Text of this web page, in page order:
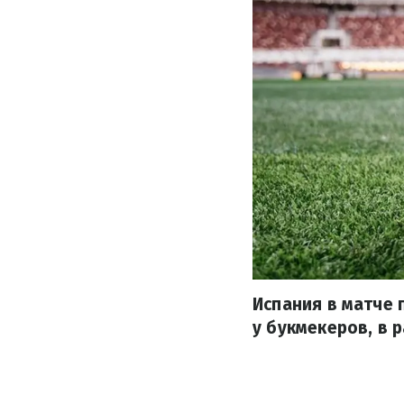
Испания в матче
у букмекеров, в